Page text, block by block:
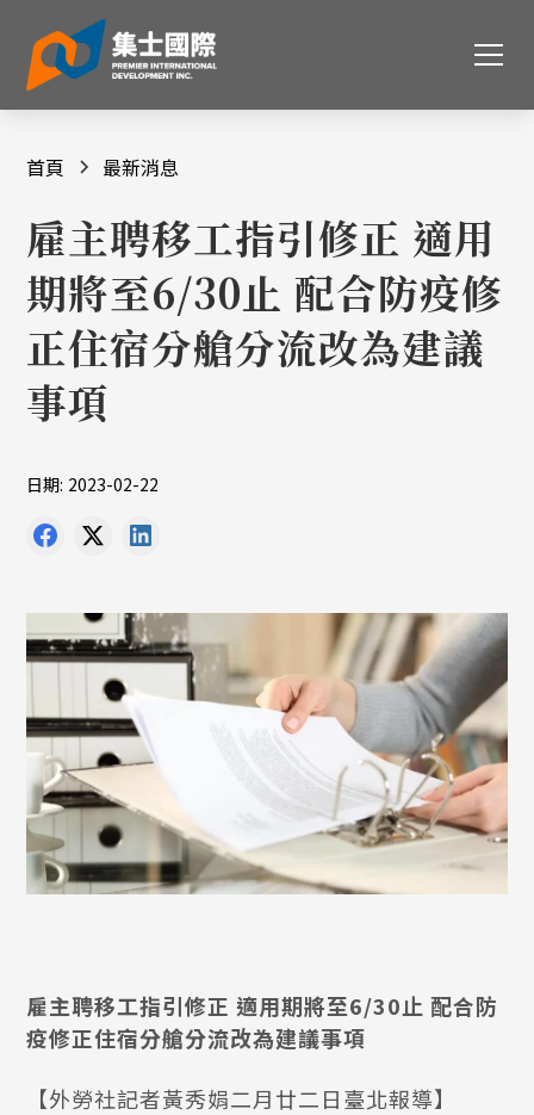
首頁 最新消息
雇主聘移工指引修正 適用
期將至6/30止 配合防疫修
正住宿分艙分流改為建議
事項
日期: 2023-02-22
雇主聘移工指引修正 適用期將至6/30止 配合防
疫修正住宿分艙分流改為建議事項
【外勞社記者黃秀娟二月廿二日臺北報導】